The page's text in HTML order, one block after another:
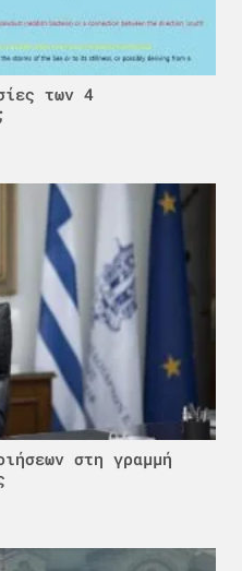
των 4
στη γραμμή